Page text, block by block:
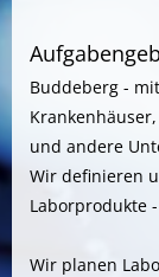
Buddeberg -
und andere
Wir definieren
Laborprodukte
Wir planen